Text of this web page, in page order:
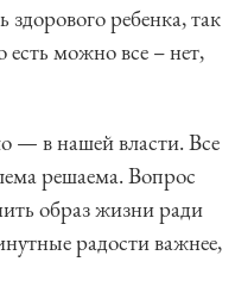
ребенка, так
есть можно все – нет,
— в нашей власти. Все
решаема. Вопрос
образ жизни ради
радости важнее,